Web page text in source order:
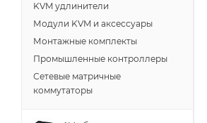
KVM удлинители
Модули KVM и аксессуары
Монтажные комплекты
Промышленные контроллеры
Сетевые матричные
коммутаторы